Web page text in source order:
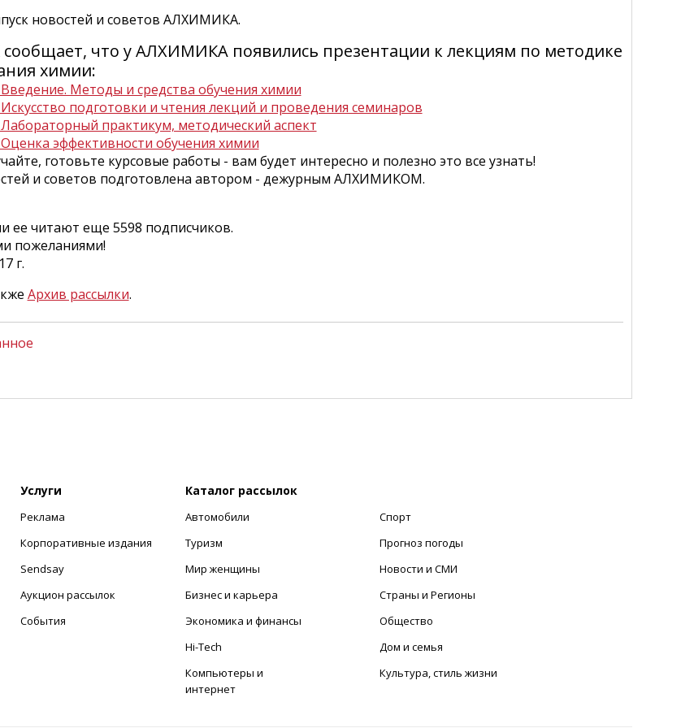
новостей и советов АЛХИМИКА.
что у АЛХИМИКА появились презентации к лекциям по методике
химии:
Методы и средства обучения химии
подготовки и чтения лекций и проведения семинаров
практикум, методический аспект
эффективности обучения химии
готовьте курсовые работы - вам будет интересно и полезно это все узнать!
и советов подготовлена автором - дежурным АЛХИМИКОМ.
ее читают еще 5598 подписчиков.
пожеланиями!
г.
Архив рассылки.
Услуги
Реклама
Корпоративные издания
Sendsay
Аукцион рассылок
События
Каталог рассылок
Автомобили
Туризм
Мир женщины
Бизнес и карьера
Экономика и финансы
Hi-Tech
Компьютеры и
интернет
Спорт
Прогноз погоды
Новости и СМИ
Страны и Регионы
Общество
Дом и семья
Культура, стиль жизни